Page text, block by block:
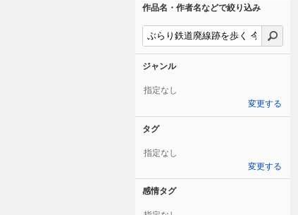
作品名・作者名などで絞り込み
ジャンル
指定なし
変更する
タグ
指定なし
変更する
感情タグ